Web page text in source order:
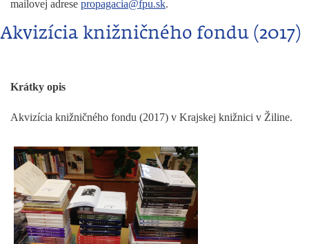
mailovej adrese propagacia@fpu.sk.
Akvizícia knižničného fondu (2017)
Krátky opis
Akvizícia knižničného fondu (2017) v Krajskej knižnici v Žiline.